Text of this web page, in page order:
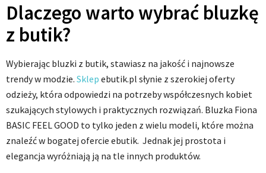
Dlaczego warto wybrać bluzkę
z butik?
Wybierając bluzki z butik, stawiasz na jakość i najnowsze
trendy w modzie. Sklep ebutik.pl słynie z szerokiej oferty
odzieży, która odpowiedzi na potrzeby współczesnych kobiet
szukających stylowych i praktycznych rozwiązań. Bluzka Fiona
BASIC FEEL GOOD to tylko jeden z wielu modeli, które można
znaleźć w bogatej ofercie ebutik. Jednak jej prostota i
elegancja wyróżniają ją na tle innych produktów.